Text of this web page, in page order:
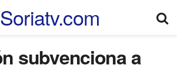
subvenciona a